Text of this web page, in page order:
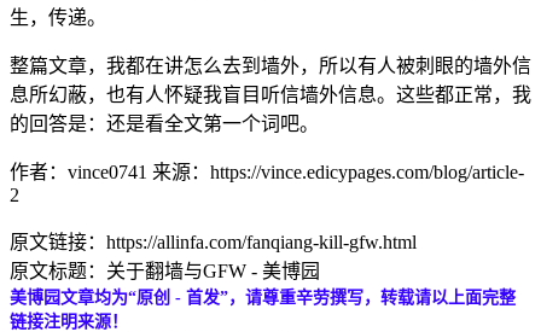
生，传递。
整篇文章，我都在讲怎么去到墙外，所以有人被刺眼的墙外信
息所幻蔽，也有人怀疑我盲目听信墙外信息。这些都正常，我
的回答是：还是看全文第一个词吧。
作者：vince0741 来源：https://vince.edicypages.com/blog/article-
2
原文链接：https://allinfa.com/fanqiang-kill-gfw.html
原文标题：关于翻墙与GFW - 美博园
美博园文章均为“原创 - 首发”，请尊重辛劳撰写，转载请以上面完整
链接注明来源！